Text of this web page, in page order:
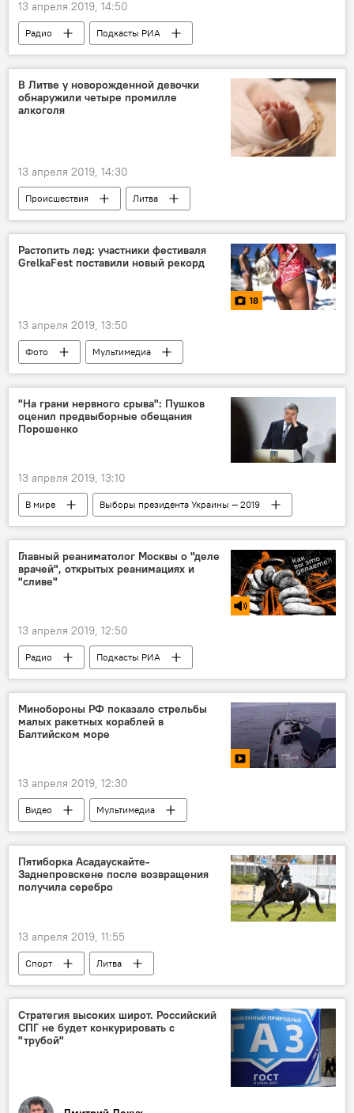
13 апреля 2019, 14:50
Радио Подкасты РИА
В Литве у новорожденной девочки
обнаружили четыре промилле
алкоголя
13 апреля 2019, 14:30
Происшествия Литва
Растопить лед: участники фестиваля
GrelkaFest поставили новый рекорд
18
13 апреля 2019, 13:50
Фото
Мультимедиа
Кемеровская область
"На грани нервного срыва": Пушков
оценил предвыборные обещания
Порошенко
13 апреля 2019, 13:10
В мире
Выборы президента Украины — 2019
Петр Порошенко
Алексей Пушков
Украина
Донбасс
Главный реаниматолог Москвы о "деле
врачей", открытых реанимациях и
"сливе"
13 апреля 2019, 12:50
Радио Подкасты РИА
Минобороны РФ показало стрельбы
малых ракетных кораблей в
Балтийском море
13 апреля 2019, 12:30
Видео
Мультимедиа
Минобороны России
Пятиборка Асадаускайте-
Заднепровскене после возвращения
получила серебро
13 апреля 2019, 11:55
Спорт Литва
Стратегия высоких широт. Российский
СПГ не будет конкурировать с
"трубой"